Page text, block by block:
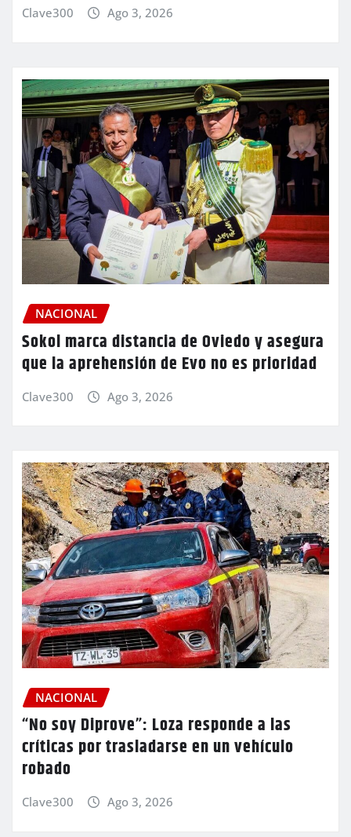
Clave300 Ago 3, 2026
NACIONAL
Sokol marca distancia de Oviedo y asegura
que la aprehensión de Evo no es prioridad
Clave300 Ago 3, 2026
NACIONAL
“No soy Diprove”: Loza responde a las
críticas por trasladarse en un vehículo
robado
Clave300 Ago 3, 2026